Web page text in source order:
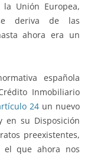
Unión Europea,
deriva de las
ahora era un
española
Inmobiliario
24un nuevo
en su Disposición
preexistentes,
el que ahora nos